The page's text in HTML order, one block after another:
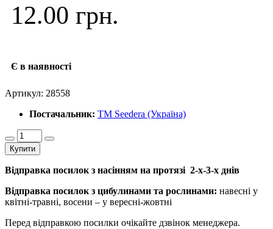
12.00 грн.
Є в наявності
Артикул: 28558
Постачальник: ТМ Seedera (Україна)
Купити
Відправка посилок з насінням на протязі 2-х-3-х днів
Відправка посилок з цибулинами та рослинами: навесні у
квітні-травні, восени – у вересні-жовтні
Перед відправкою посилки очікайте дзвінок менеджера.